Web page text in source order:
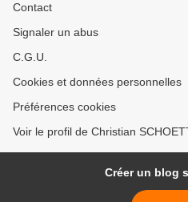
Contact
Signaler un abus
C.G.U.
Cookies et données personnelles
Préférences cookies
Voir le profil de Christian
Créer un blog